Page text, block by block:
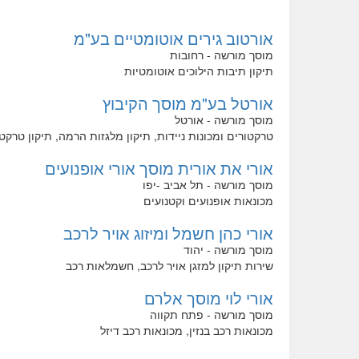
אורטוב גירים אוטומטיים בע"מ
מוסך מורשה - רחובות
תיקון תיבות הילוכים אוטומטיות
אורטל בע"מ מוסך הקיבוץ
מוסך מורשה - אורטל
טרקטורים ומכונות ניידות, תיקון מלגזות הרמה, תיקון
אורי את אורית מוסך אורי אופנועים
מוסך מורשה - תל אביב -יפו
מכונאות אופנועים וקטנועים
אורי כהן חשמל ומיזוג אויר לרכב
מוסך מורשה - יהוד
שירות תיקון למזגן אויר לרכב, חשמלאות רכב
אורי לוי מוסך אלרם
מוסך מורשה - פתח תקווה
מכונאות רכב בנזין, מכונאות רכב דיזל